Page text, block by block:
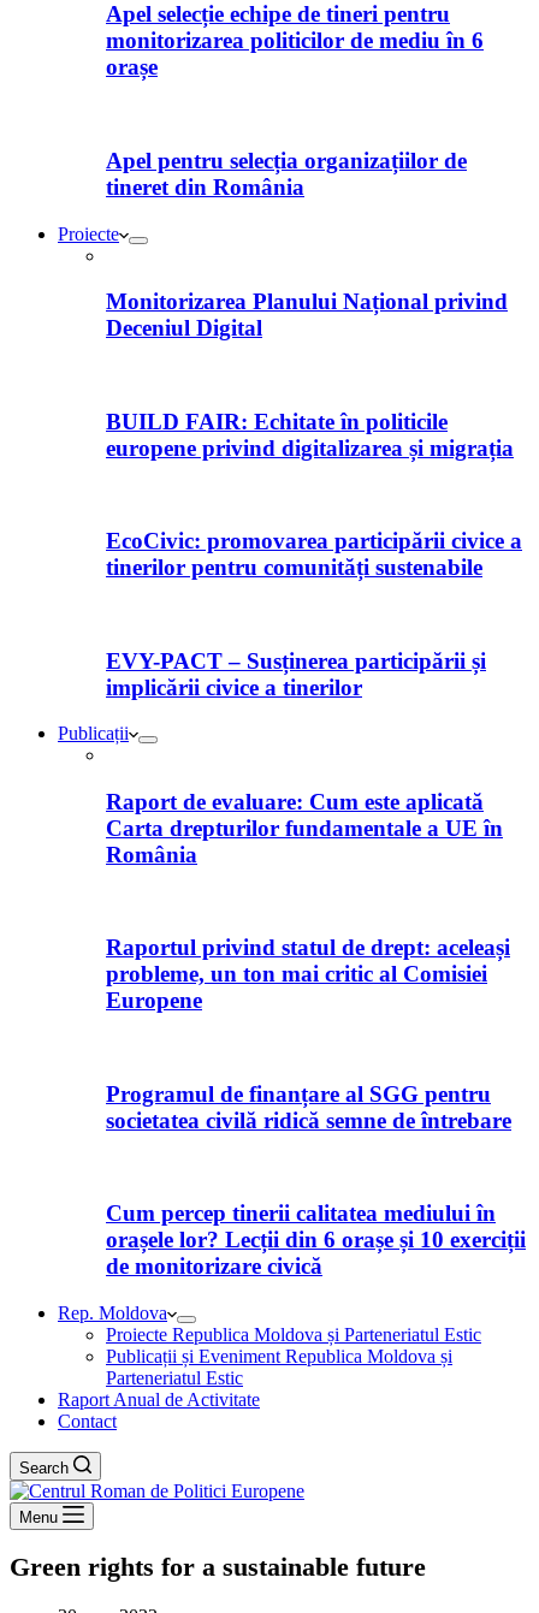
Apel selecție echipe de tineri pentru
monitorizarea politicilor de mediu în 6
orașe
Apel pentru selecția organizațiilor de
tineret din România
Proiecte
Monitorizarea Planului Național privind
Deceniul Digital
BUILD FAIR: Echitate în politicile
europene privind digitalizarea și migrația
EcoCivic: promovarea participării civice a
tinerilor pentru comunități sustenabile
EVY-PACT – Susținerea participării și
implicării civice a tinerilor
Publicații
Raport de evaluare: Cum este aplicată
Carta drepturilor fundamentale a UE în
România
Raportul privind statul de drept: aceleași
probleme, un ton mai critic al Comisiei
Europene
Programul de finanțare al SGG pentru
societatea civilă ridică semne de întrebare
Cum percep tinerii calitatea mediului în
orașele lor? Lecții din 6 orașe și 10 exerciții
de monitorizare civică
Rep. Moldova
Proiecte Republica Moldova și Parteneriatul Estic
Publicații și Eveniment Republica Moldova și
Parteneriatul Estic
Raport Anual de Activitate
Contact
Search
Menu
Green rights for a sustainable future